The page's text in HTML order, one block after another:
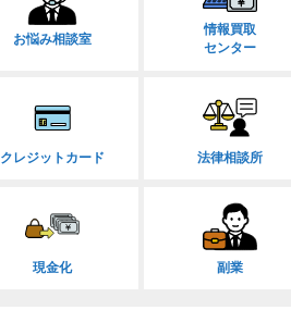
お悩み相談室
情報買取
センター
クレジットカード 法律相談所
現金化 副業